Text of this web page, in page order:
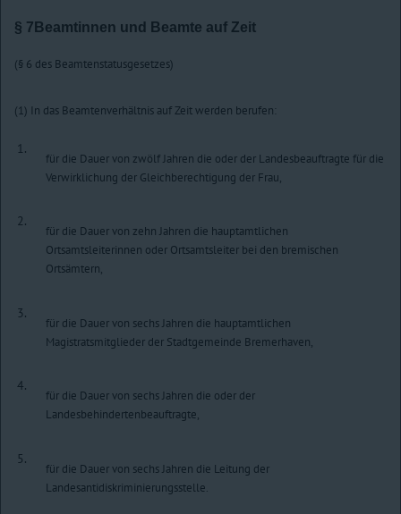
§ 7 Beamtinnen und Beamte auf Zeit
(§ 6 des Beamtenstatusgesetzes)
(1) In das Beamtenverhältnis auf Zeit werden berufen:
1.
für die Dauer von zwölf Jahren die oder der Landesbeauftragte für die
Verwirklichung der Gleichberechtigung der Frau,
2.
für die Dauer von zehn Jahren die hauptamtlichen
Ortsamtsleiterinnen oder Ortsamtsleiter bei den bremischen
Ortsämtern,
3.
für die Dauer von sechs Jahren die hauptamtlichen
Magistratsmitglieder der Stadtgemeinde Bremerhaven,
4.
für die Dauer von sechs Jahren die oder der
Landesbehindertenbeauftragte,
5.
für die Dauer von sechs Jahren die Leitung der
Landesantidiskriminierungsstelle.